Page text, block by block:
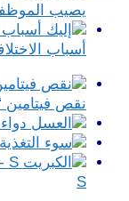
يصيب الموظف
أسباب
نقص فيتامين
S